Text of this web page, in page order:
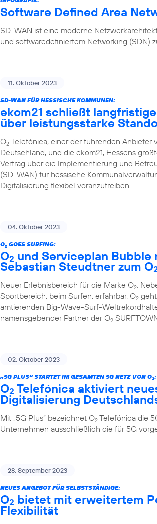
Software Defined Area
SD-WAN ist eine moderne
und softwaredefiniertem Networking (SDN)
11. Oktober 2023
SD-WAN FÜR HESSISCHE KOMMUNEN:
ekom21 schließt
über leistungsstarke
O2 Telefónica, einer der führenden Anbieter
Deutschland, und die ekom21, Hessens
Vertrag über die Implementierung und
(SD-WAN) für hessische
Digitalisierung flexibel voranzutreiben.
04. Oktober 2023
O2 GOES SURFING:
O2 und Serviceplan Bubble
Sebastian Steudtner zum O2
Neuer Erlebnisbereich für die Marke O2:
Sportbereich, beim Surfen, erfahrbar. O2
amtierenden Big-Wave-Surf-
namensgebender Partner der O2
02. Oktober 2023
„5G PLUS“ STARTET IM GESAMTEN 5G NETZ VON O2:
O2 Telefónica aktiviert
Digitalisierung
Mit „5G Plus“ bezeichnet O2 Telefónica die
Unternehmen ausschließlich die für 5G
28. September 2023
NEUES ANGEBOT FÜR SELBSTSTÄNDIGE:
O2 bietet mit erweitertem
Flexibilität